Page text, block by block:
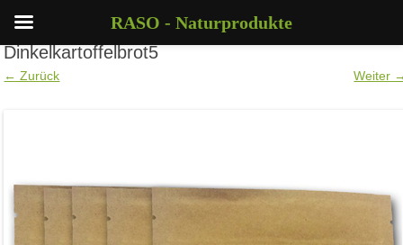
Dinkelkartoffelbrot5
← Zurück Weiter
RASO - Naturprodukte